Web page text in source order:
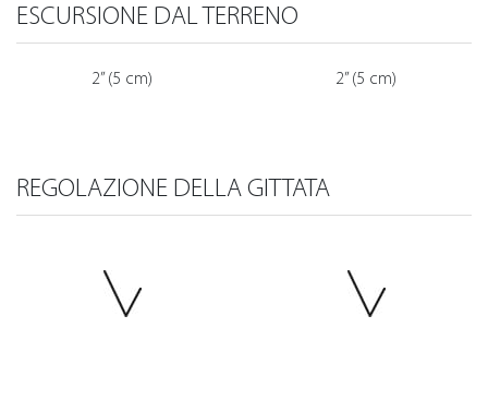
ESCURSIONE DAL TERRENO
2” (5 cm) 2” (5 cm)
REGOLAZIONE DELLA GITTATA